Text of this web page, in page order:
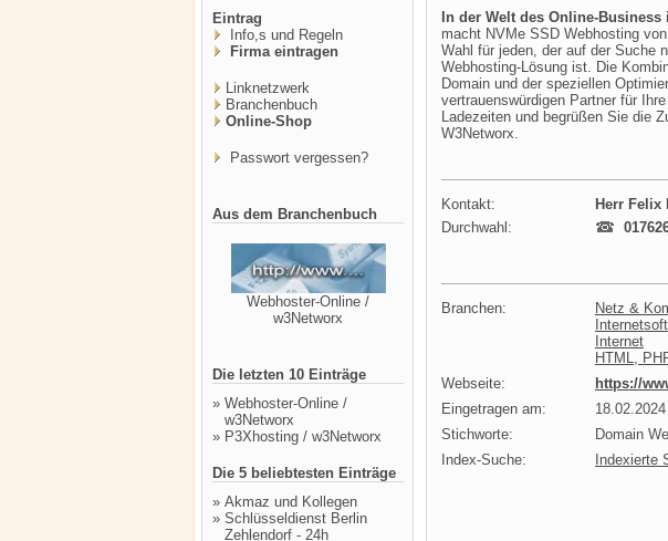
Eintrag
Info,s und Regeln
Firma eintragen
Linknetzwerk
Branchenbuch
Online-Shop
Passwort vergessen?
Aus dem Branchenbuch
Webhoster-Online /
w3Networx
Die letzten 10 Einträge
» Webhoster-Online /
w3Networx
» P3Xhosting / w3Networx
Die 5 beliebtesten Einträge
» Akmaz und Kollegen
» Schlüsseldienst Berlin
Zehlendorf - 24h
In der Welt des Online-
macht NVMe SSD Webhosting
Wahl für jeden, der auf der Suche
Webhosting-Lösung ist. Die
Domain und der speziellen
vertrauenswürdigen Partner für
Ladezeiten und begrüßen Sie die
W3Networx.
Kontakt:
Herr Felix
Durchwahl:
Branchen:
Netz &
Internet
HTML,
Webseite:
https://
Eingetragen am:
18.02.2024
Stichworte:
Domain
Index-Suche:
Indexierte